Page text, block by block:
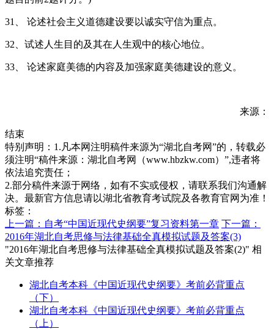
31、 论述社会主义道德建设要以诚实守信为重点。
32、试述人生目的及其在人生观中的核心地位。
33、 论述家庭美德的内容及加强家庭美德建设的意义。
来源：
结束
特别声明：1.凡本网注明稿件来源为“湖北自考网”的，转载必
须注明“稿件来源：湖北自考网（www.hbzkw.com）”,违者将
依法追究责任；
2.部分稿件来源于网络，如有不实或侵权，请联系我们沟通解
决。最新官方信息请以湖北省教育考试院及各教育官网为准！
标签：
上一篇：自考“中国近现代史纲要”复习资料第一章 下一篇：
2016年湖北自考思修与法律基础全真模拟试题及答案(3)
"2016年湖北自考思修与法律基础全真模拟试题及答案(2)" 相
关文章推荐
湖北自考本科《中国近现代史纲要》考前必背重点
（下）
湖北自考本科《中国近现代史纲要》考前必背重点
（上）